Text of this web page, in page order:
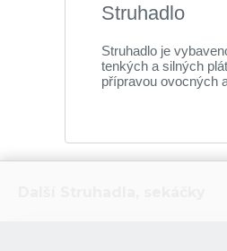
Struhadlo
Struhadlo je
tenkých a silných
přípravou ovocných